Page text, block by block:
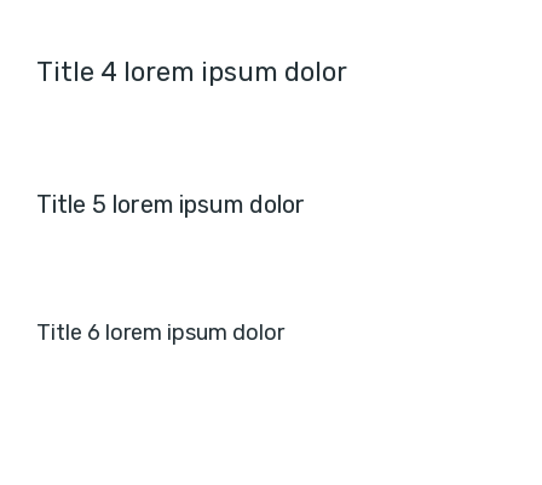
Title 4 lorem ipsum dolor
Title 5 lorem ipsum dolor
Title 6 lorem ipsum dolor